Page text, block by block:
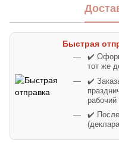
Быстрая
✔️
тот же
✔️
рабочий
✔️ После